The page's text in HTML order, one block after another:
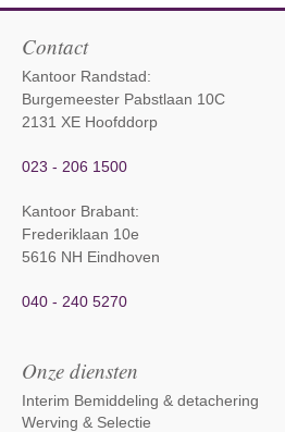
Contact
Kantoor Randstad:
Burgemeester Pabstlaan 10C
2131 XE Hoofddorp
023 - 206 1500
Kantoor Brabant:
Frederiklaan 10e
5616 NH Eindhoven
040 - 240 5270
Onze diensten
Interim Bemiddeling & detachering
Werving & Selectie